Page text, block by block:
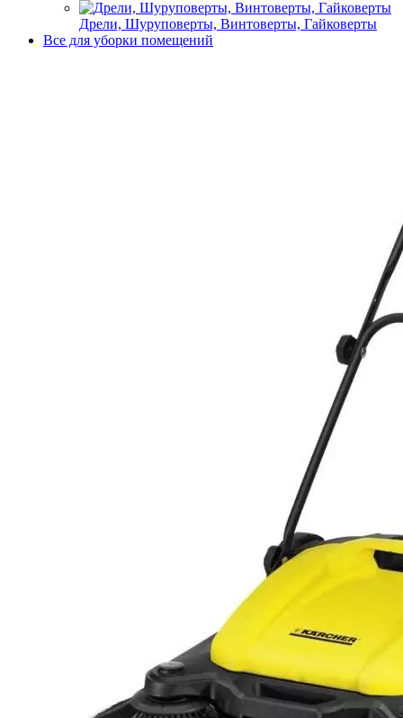
Дрели, Шуруповерты, Винтоверты, Гайковерты
Все для уборки помещений